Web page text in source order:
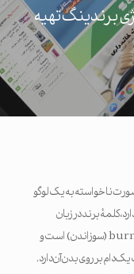
برندینگ تهیه
ناخواسته به یک لوگو
کلمۀ برند در زبان
اسکاندیناویایی کهن به صورت “brandr” به معنای burn (سوزاندن) است و
دام بر روی بدن آن دارد.